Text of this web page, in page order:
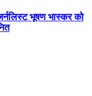
भूषण भास्कर को